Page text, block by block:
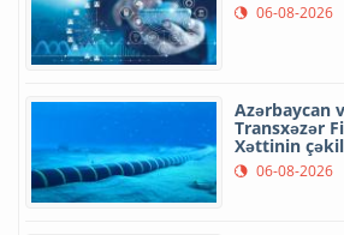
06-08-2026
Azərbaycan
Transxəzər
Xəttinin
06-08-2026